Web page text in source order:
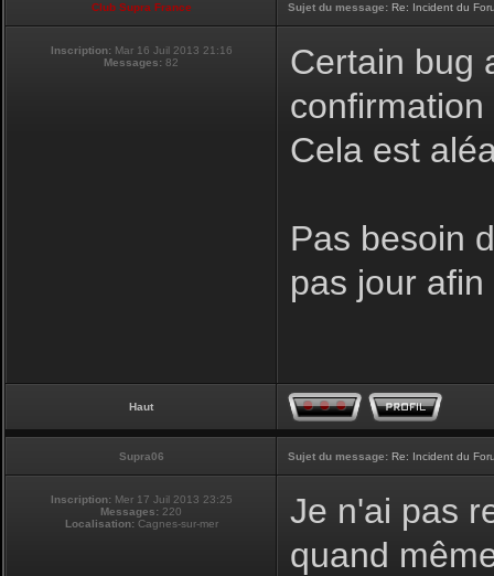
Club Supra France Sujet du message: Re: Incident du
Inscription: Mar 16 Juil 2013 21:16
Messages: 82
Certain bug
Cela est
Pas besoin
pas jour
Haut
Supra06 Sujet du message: Re: Incident du
Inscription: Mer 17 Juil 2013 23:25
Messages: 220
Localisation:Cagnes-sur-mer
Je n'ai pas
quand